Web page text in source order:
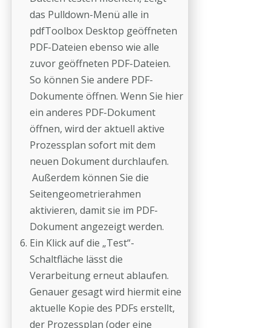
das Pulldown-Menü alle in
pdfToolbox Desktop geöffneten
PDF-Dateien ebenso wie alle
zuvor geöffneten PDF-Dateien.
So können Sie andere PDF-
Dokumente öffnen. Wenn Sie hier
ein anderes PDF-Dokument
öffnen, wird der aktuell aktive
Prozessplan sofort mit dem
neuen Dokument durchlaufen.
Außerdem können Sie die
Seitengeometrierahmen
aktivieren, damit sie im PDF-
Dokument angezeigt werden.
Ein Klick auf die „Test“-
Schaltfläche lässt die
Verarbeitung erneut ablaufen.
Genauer gesagt wird hiermit eine
aktuelle Kopie des PDFs erstellt,
der Prozessplan (oder eine